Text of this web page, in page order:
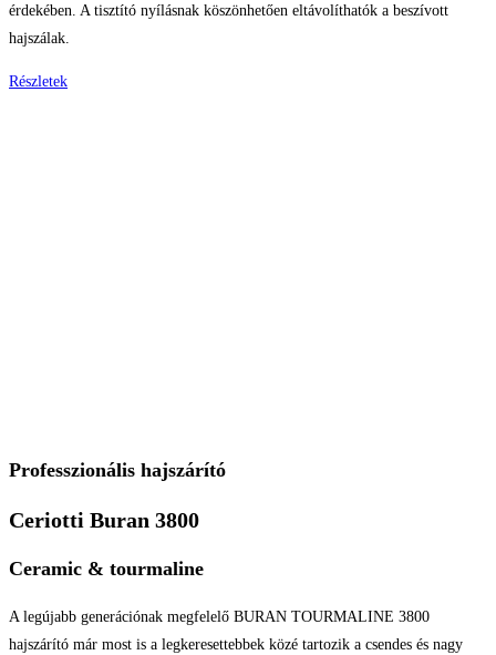
érdekében. A tisztító nyílásnak köszönhetően eltávolíthatók a beszívott
hajszálak.
Részletek
Professzionális hajszárító
Ceriotti Buran 3800
Ceramic & tourmaline
A legújabb generációnak megfelelő BURAN TOURMALINE 3800
hajszárító már most is a legkeresettebbek közé tartozik a csendes és nagy